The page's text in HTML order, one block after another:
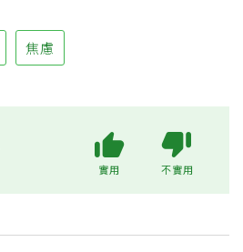
焦慮
實用 不實用